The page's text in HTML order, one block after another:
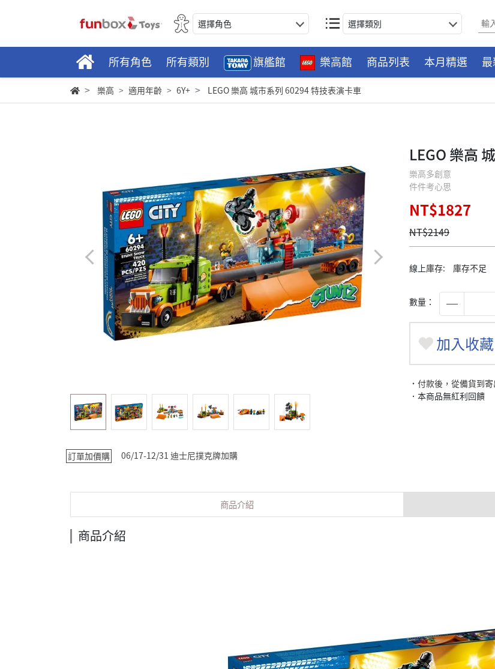
選擇角色 選擇類別
所有角色 所有類別 旗艦館 樂高館 商品列表 本月精選
樂高 適用年齡 6Y+ LEGO 樂高 城市系列 60294 特技表演卡車
LEGO 樂高
樂高多創意
件件考心思
NT$1827
NT$2149
線上庫存: 庫存不足
數量：
加入收藏
˙付款後，從備貨到寄
．本商品無紅利回饋
訂單加價購 06/17-12/31 迪士尼撲克牌加購
商品介紹
商品介紹